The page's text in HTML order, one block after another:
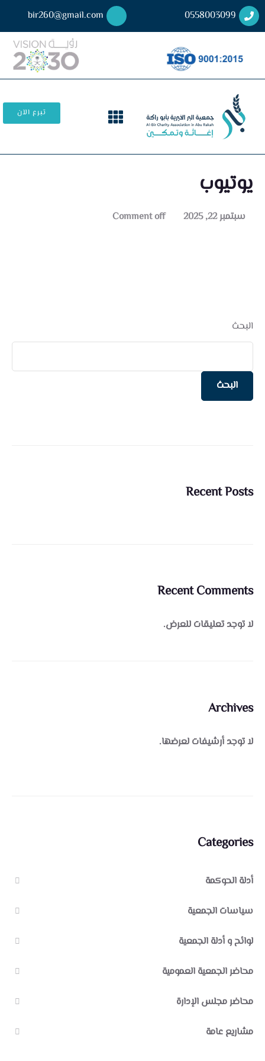
0558003099
bir260@gmail.com
تبرع الآن
يوتيوب
سبتمبر 22, 2025 Comment off
البحث
البحث
Recent Posts
Recent Comments
لا توجد تعليقات للعرض.
Archives
لا توجد أرشيفات لعرضها.
Categories
أدلة الحوكمة
سياسات الجمعية
لوائح و أدلة الجمعية
محاضر الجمعية العمومية
محاضر مجلس الإدارة
مشاريع عامة